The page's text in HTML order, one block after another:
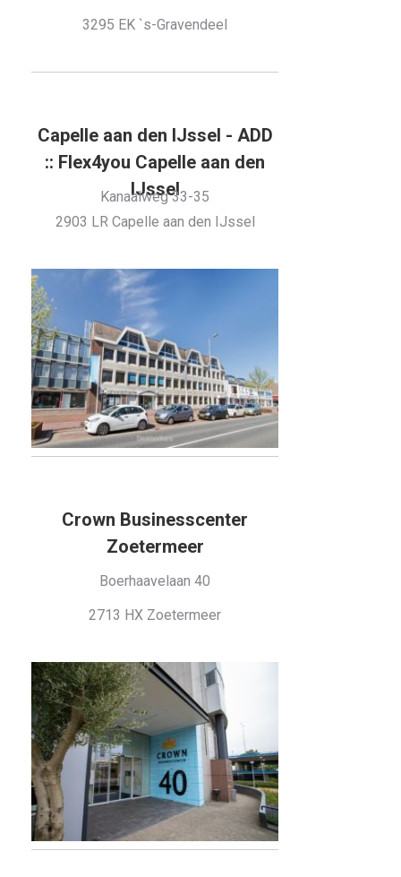
3295 EK `s-Gravendeel
Capelle aan den IJssel - ADD
:: Flex4you Capelle aan den
IJssel
Kanaalweg 33-35
2903 LR Capelle aan den IJssel
Crown Businesscenter
Zoetermeer
Boerhaavelaan 40
2713 HX Zoetermeer